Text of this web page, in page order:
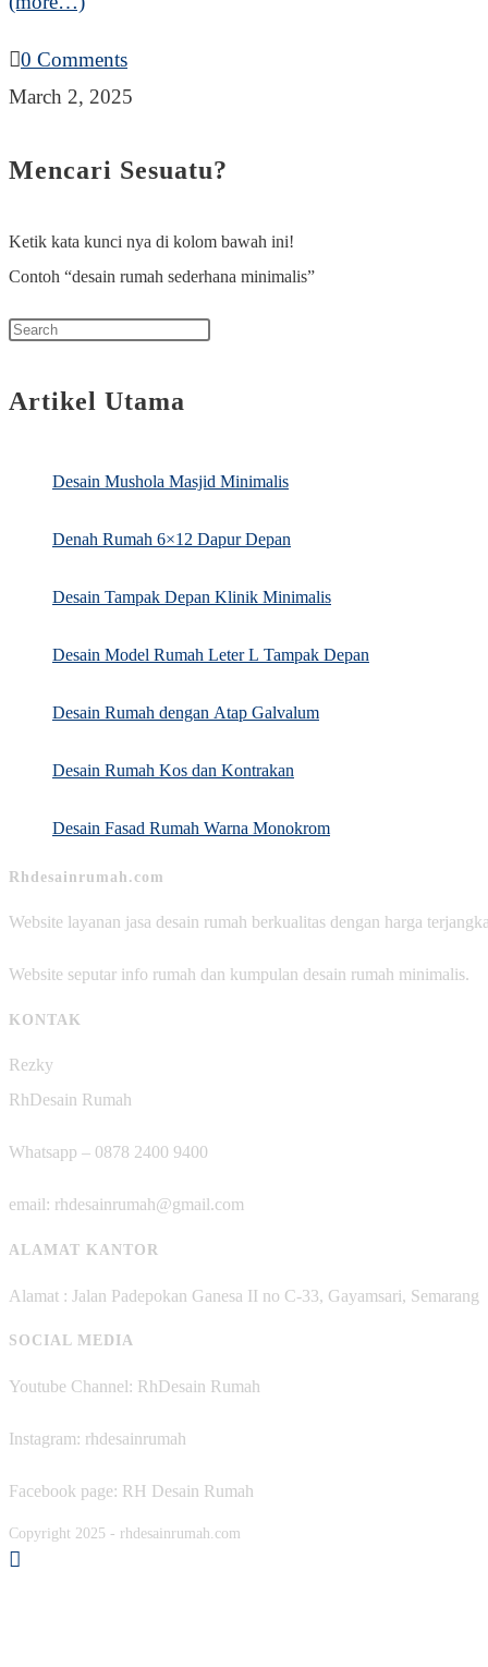
0 Comments
March 2, 2025
Mencari Sesuatu?
Ketik kata kunci nya di kolom bawah ini!
Contoh “desain rumah sederhana minimalis”
panel.
Artikel Utama
Desain Mushola Masjid Minimalis
Denah Rumah 6×12 Dapur Depan
Desain Tampak Depan Klinik Minimalis
Desain Model Rumah Leter L Tampak Depan
Desain Rumah dengan Atap Galvalum
Desain Rumah Kos dan Kontrakan
Desain Fasad Rumah Warna Monokrom
Rhdesainrumah.com
Website layanan jasa desain rumah berkualitas dengan harga
Website seputar info rumah dan kumpulan desain rumah minimalis.
KONTAK
Rezky
RhDesain Rumah
Whatsapp – 0878 2400 9400
email: rhdesainrumah@gmail.com
ALAMAT KANTOR
Alamat : Jalan Padepokan Ganesa II no C-33, Gayamsari, Semarang
SOCIAL MEDIA
Youtube Channel: RhDesain Rumah
Instagram: rhdesainrumah
Facebook page: RH Desain Rumah
Copyright 2025 - rhdesainrumah.com